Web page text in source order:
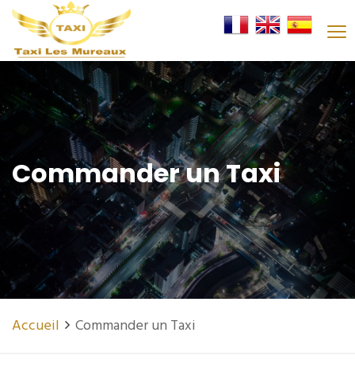
Commander un Taxi
Accueil Commander un Taxi